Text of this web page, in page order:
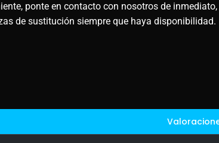
ponte en contacto con nosotros de
de sustitución siempre que haya disponibilidad.